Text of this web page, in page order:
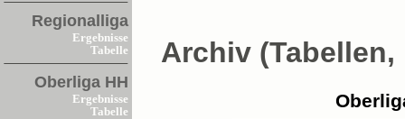
Regionalliga
Ergebnisse
Tabelle
Oberliga HH
Ergebnisse
Tabelle
Archiv